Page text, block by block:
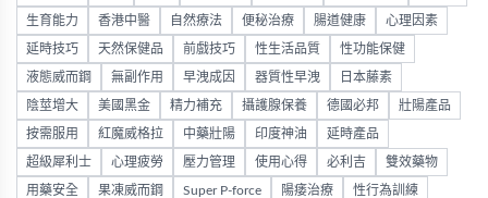
生育能力 香港中醫 自然療法 便秘治療 腸道健康 心理因素
延時技巧 天然保健品 前戲技巧 性生活品質 性功能保健
液態威而鋼 無副作用 早洩成因 器質性早洩 日本藤素
陰莖增大 美國黑金 精力補充 攝護腺保養 德國必邦 壯陽產品
按需服用 紅魔威格拉 中藥壯陽 印度神油 延時產品
超級犀利士 心理疲勞 壓力管理 使用心得 必利吉 雙效藥物
用藥安全 果凍威而鋼 Super P-force 陽痿治療 性行為訓練